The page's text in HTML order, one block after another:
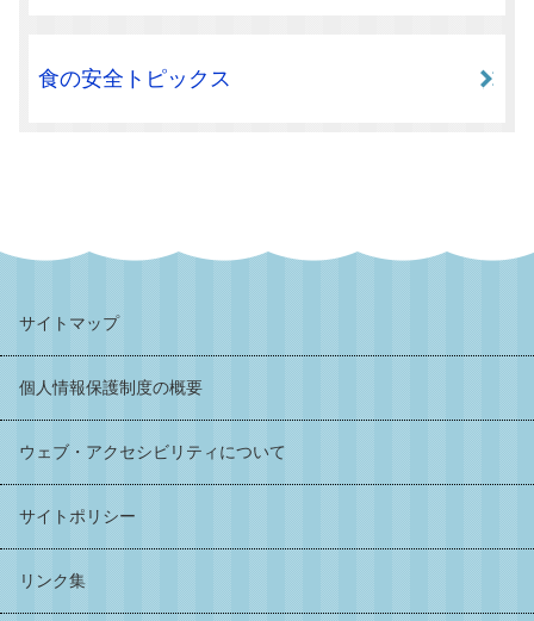
食の安全トピックス
サイトマップ
個人情報保護制度の概要
ウェブ・アクセシビリティについて
サイトポリシー
リンク集